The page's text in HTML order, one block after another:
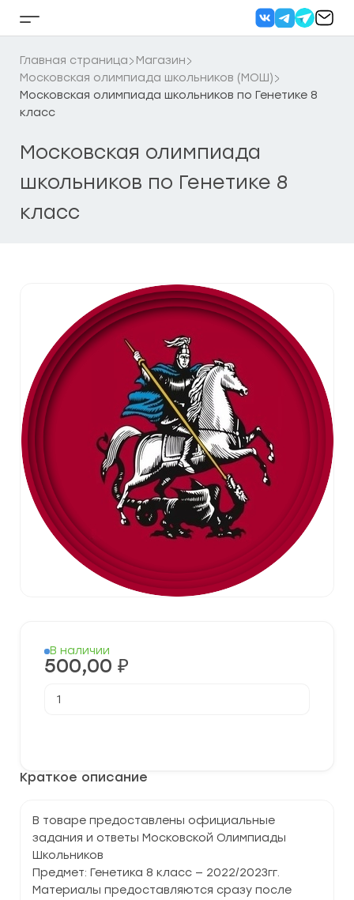
Кнопка
бокового
меню
Главная страница
Магазин
Московская олимпиада школьников (МОШ)
Московская олимпиада школьников по Генетике 8
класс
Московская олимпиада
школьников по Генетике 8
класс
Краткое описание
В товаре предоставлены официальные
задания и ответы Московской Олимпиады
Школьников
Предмет: Генетика 8 класс — 2022/2023гг.
Материалы предоставляются сразу после
В наличии
500,00 ₽
товара
8